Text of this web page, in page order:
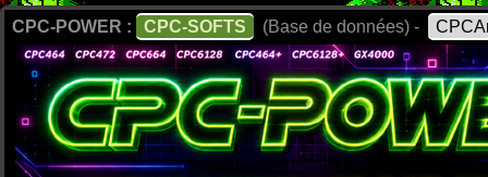
CPC-POWER : CPC-SOFTS (Base de données) -